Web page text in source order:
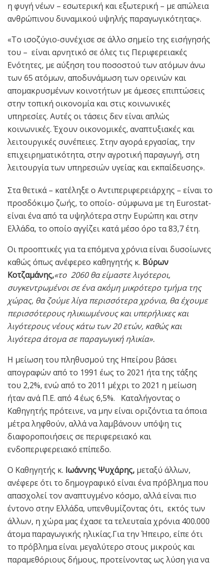
η φυγή νέων – εσωτερική και εξωτερική – με απώλεια
ανθρώπινου δυναμικού υψηλής παραγωγικότητας».
«Το ισοζύγιο-συνέχισε σε άλλο σημείο της εισήγησής
του – είναι αρνητικό σε όλες τις Περιφερειακές
Ενότητες, με αύξηση του ποσοστού των ατόμων άνω
των 65 ατόμων, αποδυνάμωση των ορεινών και
απομακρυσμένων κοινοτήτων με άμεσες επιπτώσεις
στην τοπική οικονομία και στις κοινωνικές
υπηρεσίες. Αυτές οι τάσεις δεν είναι απλώς
κοινωνικές. Έχουν οικονομικές, αναπτυξιακές και
λειτουργικές συνέπειες. Στην αγορά εργασίας, την
επιχειρηματικότητα, στην αγροτική παραγωγή, στη
λειτουργία των υπηρεσιών υγείας και εκπαίδευσης».
Στα θετικά – κατέληξε ο Αντιπεριφερειάρχης – είναι το
προσδόκιμο ζωής, το οποίο- σύμφωνα με τη Eurostat-
είναι ένα από τα υψηλότερα στην Ευρώπη και στην
Ελλάδα, το οποίο αγγίζει κατά μέσο όρο τα 83,7 έτη.
Οι προοπτικές για τα επόμενα χρόνια είναι δυσοίωνες
καθώς όπως ανέφερεο καθηγητής κ. Βύρων
Κοτζαμάνης,«το 2060 θα είμαστε λιγότεροι,
συγκεντρωμένοι σε ένα ακόμη μικρότερο τμήμα της
χώρας, θα ζούμε λίγα περισσότερα χρόνια, θα έχουμε
περισσότερους ηλικιωμένους και υπερήλικες και
λιγότερους νέους κάτω των 20 ετών, καθώς και
λιγότερα άτομα σε παραγωγική ηλικία».
Η μείωση του πληθυσμού της Ηπείρου βάσει
απογραφών από το 1991 έως το 2021 ήτα της τάξης
του 2,2%, ενώ από το 2011 μέχρι το 2021 η μείωση
ήταν ανά Π.Ε. από 4 έως 6,5%. Καταλήγοντας ο
Καθηγητής πρότεινε, να μην είναι οριζόντια τα όποια
μέτρα ληφθούν, αλλά να λαμβάνουν υπόψη τις
διαφοροποιήσεις σε περιφερειακό και
ενδοπεριφερειακό επίπεδο.
Ο Καθηγητής κ. Ιωάννης Ψυχάρης, μεταξύ άλλων,
ανέφερε ότι το δημογραφικό είναι ένα πρόβλημα που
απασχολεί τον αναπτυγμένο κόσμο, αλλά είναι πιο
έντονο στην Ελλάδα, υπενθυμίζοντας ότι, εκτός των
άλλων, η χώρα μας έχασε τα τελευταία χρόνια 400.000
άτομα παραγωγικής ηλικίας.Για την Ήπειρο, είπε ότι
το πρόβλημα είναι μεγαλύτερο στους μικρούς και
παραμεθόριους δήμους, προτείνοντας ως λύση για να